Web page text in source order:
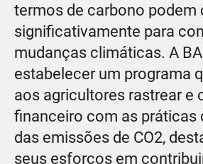
termos de carbono podem
significativamente para
mudanças climáticas. A
estabelecer um programa
aos agricultores rastrear e
financeiro com as práticas
das emissões de CO2,
seus esforços em